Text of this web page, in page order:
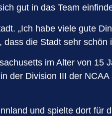
gut in das Team
„Ich habe viele gute
die Stadt sehr
im Alter von
der Division III der
und spielte dort